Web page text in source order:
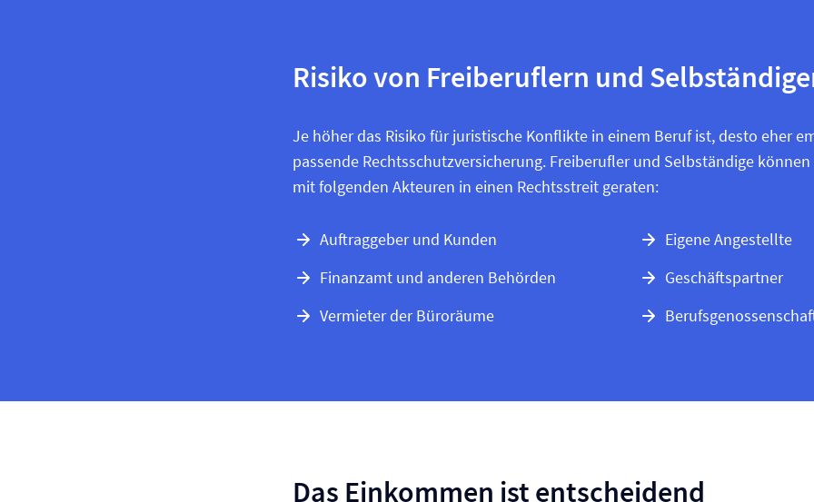
Risiko von Freiberuflern und
Je höher das Risiko für juristische Konflikte in einem Beruf ist, desto eher
passende Rechtsschutz­versicherung. Freiberufler und Selbständige
mit folgenden Akteuren in einen Rechtsstreit geraten:
Auftraggeber und Kunden
Finanzamt und anderen Behörden
Vermieter der Büroräume
Eigene Angestellte
Geschäftspartner
Das Einkommen ist entscheidend